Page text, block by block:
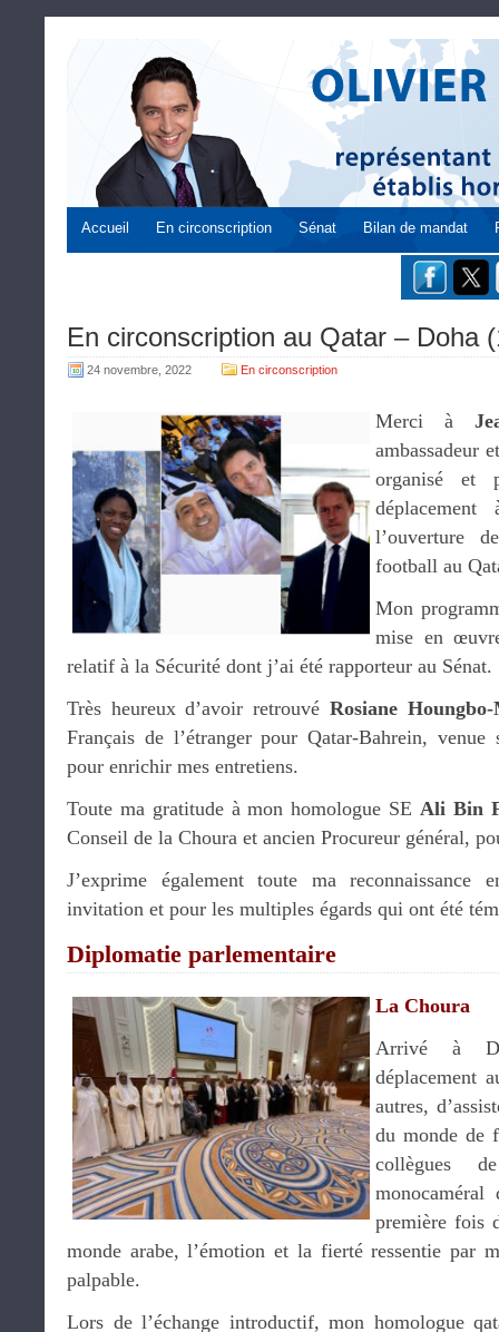
Accueil En circonscription Sénat Bilan de mandat
En circonscription au Qatar – Doha
24 novembre, 2022 En circonscription
Merci à
ambassadeur
organisé et
l’ouverture
football au
Mon
mise en
relatif à la Sécurité dont j’ai été rapporteur au Sénat.
Très heureux d’avoir retrouvé Rosiane
Français de l’étranger pour Qatar-Bahrein, venue
pour enrichir mes entretiens.
Toute ma gratitude à mon homologue SE Ali Bin
Conseil de la Choura et ancien Procureur général,
J’exprime également toute ma
invitation et pour les multiples égards qui ont été
Diplomatie parlementaire
La Choura
Arrivé à
déplacement
autres,
du monde de
collègues
première fois
monde arabe, l’émotion et la fierté ressentie par
palpable.
Lors de l’échange introductif, mon homologue